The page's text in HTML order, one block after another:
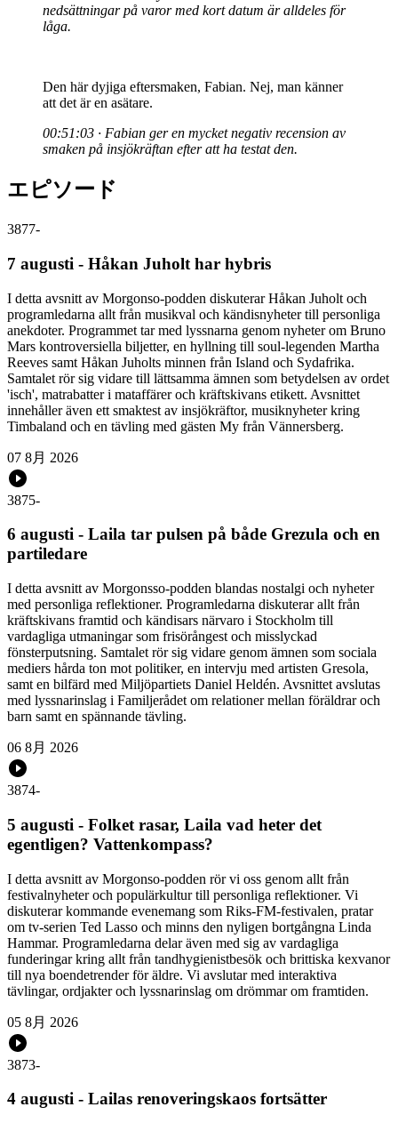
nedsättningar på varor med kort datum är alldeles för
låga.
Den här dyjiga eftersmaken, Fabian. Nej, man känner
att det är en asätare.
00:51:03 · Fabian ger en mycket negativ recension av
smaken på insjökräftan efter att ha testat den.
エピソード
3877-
7 augusti - Håkan Juholt har hybris
I detta avsnitt av Morgonso-podden diskuterar Håkan Juholt och
programledarna allt från musikval och kändisnyheter till personliga
anekdoter. Programmet tar med lyssnarna genom nyheter om Bruno
Mars kontroversiella biljetter, en hyllning till soul-legenden Martha
Reeves samt Håkan Juholts minnen från Island och Sydafrika.
Samtalet rör sig vidare till lättsamma ämnen som betydelsen av ordet
'isch', matrabatter i mataffärer och kräftskivans etikett. Avsnittet
innehåller även ett smaktest av insjökräftor, musiknyheter kring
Timbaland och en tävling med gästen My från Vännersberg.
07 8月 2026
3875-
6 augusti - Laila tar pulsen på både Grezula och en
partiledare
I detta avsnitt av Morgonsso-podden blandas nostalgi och nyheter
med personliga reflektioner. Programledarna diskuterar allt från
kräftskivans framtid och kändisars närvaro i Stockholm till
vardagliga utmaningar som frisörångest och misslyckad
fönsterputsning. Samtalet rör sig vidare genom ämnen som sociala
mediers hårda ton mot politiker, en intervju med artisten Gresola,
samt en bilfärd med Miljöpartiets Daniel Heldén. Avsnittet avslutas
med lyssnarinslag i Familjerådet om relationer mellan föräldrar och
barn samt en spännande tävling.
06 8月 2026
3874-
5 augusti - Folket rasar, Laila vad heter det
egentligen? Vattenkompass?
I detta avsnitt av Morgonso-podden rör vi oss genom allt från
festivalnyheter och populärkultur till personliga reflektioner. Vi
diskuterar kommande evenemang som Riks-FM-festivalen, pratar
om tv-serien Ted Lasso och minns den nyligen bortgångna Linda
Hammar. Programledarna delar även med sig av vardagliga
funderingar kring allt från tandhygienistbesök och brittiska kexvanor
till nya boendetrender för äldre. Vi avslutar med interaktiva
tävlingar, ordjakter och lyssnarinslag om drömmar om framtiden.
05 8月 2026
3873-
4 augusti - Lailas renoveringskaos fortsätter